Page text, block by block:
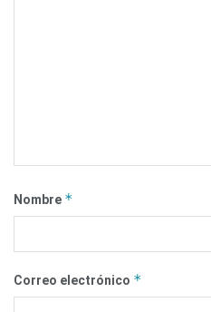
Nombre *
Correo electrónico *